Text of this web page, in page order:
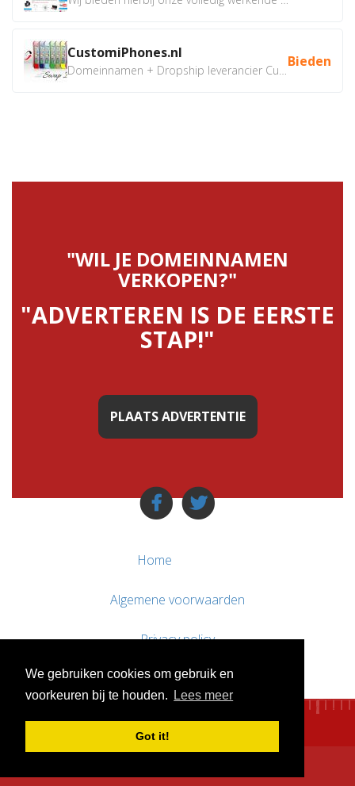
We gebruiken cookies om gebruik en
voorkeuren bij te houden.
Lees meer
Got it!
CustomiPhones.nl Bieden
"WIL JE DOMEINNAMEN
VERKOPEN?"
"ADVERTEREN IS DE EERSTE
STAP!"
PLAATS ADVERTENTIE
Home
Algemene voorwaarden
Privacy policy
Contact / Support